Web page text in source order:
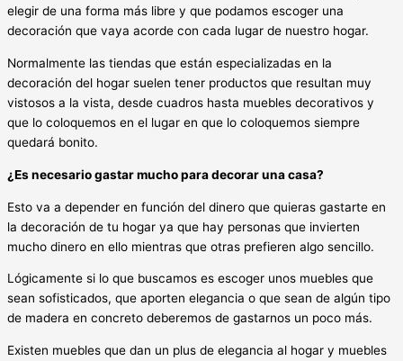
elegir de una forma más libre y que podamos escoger una
decoración que vaya acorde con cada lugar de nuestro hogar.
Normalmente las tiendas que están especializadas en la
decoración del hogar suelen tener productos que resultan muy
vistosos a la vista, desde cuadros hasta muebles decorativos y
que lo coloquemos en el lugar en que lo coloquemos siempre
quedará bonito.
¿Es necesario gastar mucho para decorar una casa?
Esto va a depender en función del dinero que quieras gastarte en
la decoración de tu hogar ya que hay personas que invierten
mucho dinero en ello mientras que otras prefieren algo sencillo.
Lógicamente si lo que buscamos es escoger unos muebles que
sean sofisticados, que aporten elegancia o que sean de algún tipo
de madera en concreto deberemos de gastarnos un poco más.
Existen muebles que dan un plus de elegancia al hogar y muebles